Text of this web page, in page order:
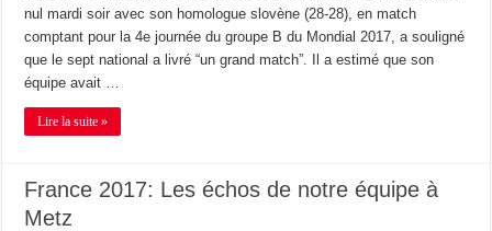
nul mardi soir avec son homologue slovène (28-28), en match
comptant pour la 4e journée du groupe B du Mondial 2017, a souligné
que le sept national a livré “un grand match”. Il a estimé que son
équipe avait …
Lire la suite »
France 2017: Les échos de notre équipe à
Metz